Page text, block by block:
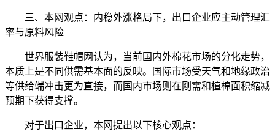
三、本网观点：内稳外涨格局下，出口企业应主动管理汇
率与原料风险
世界服装鞋帽网认为，当前国内外棉花市场的分化走势，
本质上是不同供需基本面的反映。国际市场受天气和地缘政治
等供给端冲击更为直接，而国内市场则在刚需和植棉面积缩减
预期下获得支撑。
对于出口企业，本网提出以下核心观点：